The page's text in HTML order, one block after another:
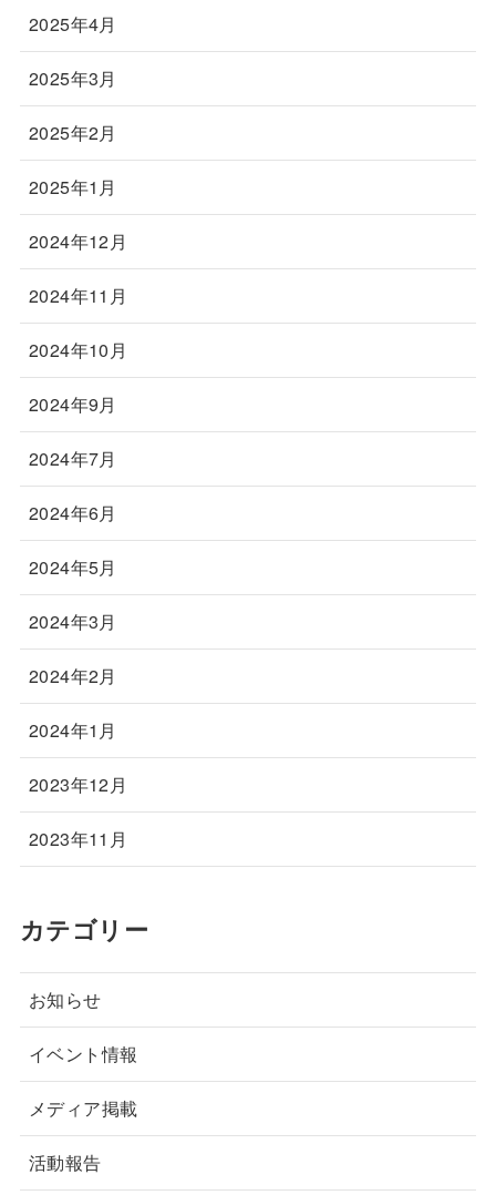
2025年4月
2025年3月
2025年2月
2025年1月
2024年12月
2024年11月
2024年10月
2024年9月
2024年7月
2024年6月
2024年5月
2024年3月
2024年2月
2024年1月
2023年12月
2023年11月
カテゴリー
お知らせ
イベント情報
メディア掲載
活動報告